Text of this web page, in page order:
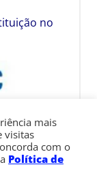
no
mais
visitas
com o
Política de